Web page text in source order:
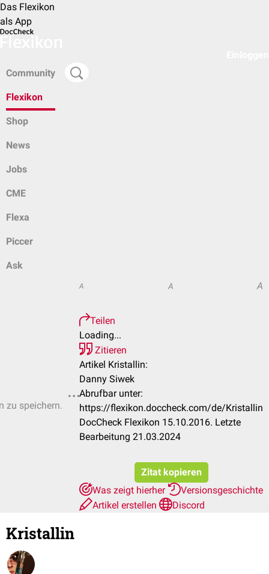
Das Flexikon
als App
Community
Flexikon
Shop
News
Jobs
CME
Flexa
Piccer
Ask
zu speichern.
A A A
Teilen
Loading...
Zitieren
Artikel Kristallin:
Danny Siwek
Abrufbar unter:
https://flexikon.doccheck.com/de/Kristallin
DocCheck Flexikon 15.10.2016. Letzte
Bearbeitung 21.03.2024
Zitat kopieren
Was zeigt hierher
Versionsgeschichte
Artikel erstellen
Discord
Kristallin